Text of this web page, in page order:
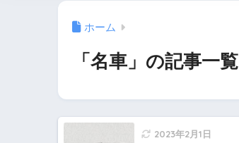
ホーム
「名車」の記事一覧
2023年2月1日